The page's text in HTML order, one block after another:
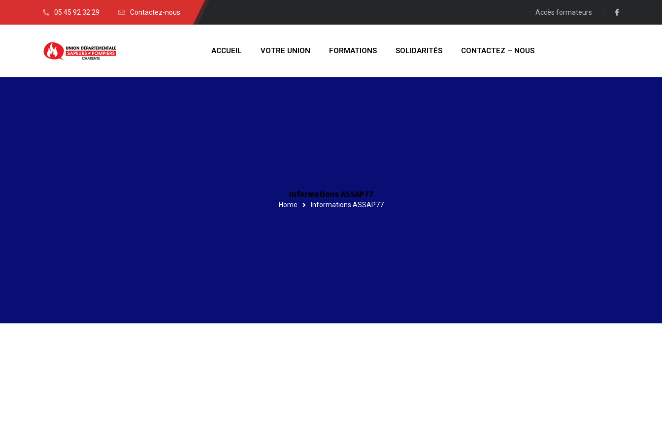
05 45 92 32 29 Contactez-nous Accès formateurs
ACCUEIL VOTRE UNION FORMATIONS SOLIDARITÉS CONTACTEZ – NOUS
Informations ASSAP77
Home Informations ASSAP77